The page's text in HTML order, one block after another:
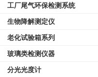
工厂尾气环保检测系统
生物降解测定仪
老化试验箱系列
玻璃类检测仪器
分光光度计